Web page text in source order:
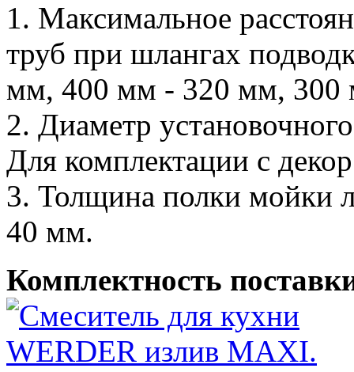
1. Максимальное
труб при шлангах
мм, 400 мм - 320 мм, 300
2. Диаметр
Для комплектации с
3. Толщина полки мойки
40 мм.
Комплектность